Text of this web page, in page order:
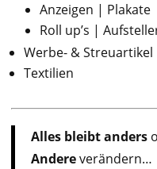
Anzeigen | Plakate
Roll up’s |
Werbe- & Streuartikel
Textilien
Alles bleibt anders
Andereverändern…